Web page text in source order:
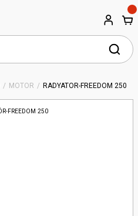
MOTOR RADYATÖR-FREEDOM 250